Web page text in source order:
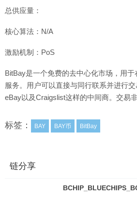
总供应量：
核心算法：N/A
激励机制：PoS
BitBay是一个免费的去中心化市场，用
服务。用户可以直接与同行联系并进行交
eBay以及Craigslist这样的中间商。交易
标签： BAY BAY币 BitBay
链分享